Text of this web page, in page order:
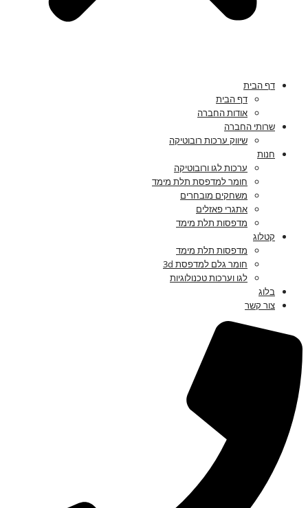
דף הבית
דף הבית
אודות החברה
שרותי החברה
שיווק ערכות רובוטיקה
חנות
ערכות לגו ורובוטיקה
חומר למדפסת תלת מימד
משחקים מובחרים
אתגרי פאזלים
מדפסות תלת מימד
קטלוג
מדפסות תלת מימד
חומר גלם למדפסת 3d
לגו וערכות טכנולוגיות
בלוג
צור קשר